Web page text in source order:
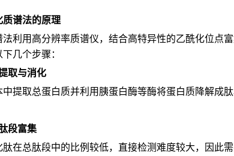
质谱法的原理
法利用高分辨率质谱仪，结合高特异性的乙酰化位点
几个步骤：
取与消化
中提取总蛋白质并利用胰蛋白酶等酶将蛋白质降解成肽
段富集
肽在总肽段中的比例较低，直接检测难度较大，因此